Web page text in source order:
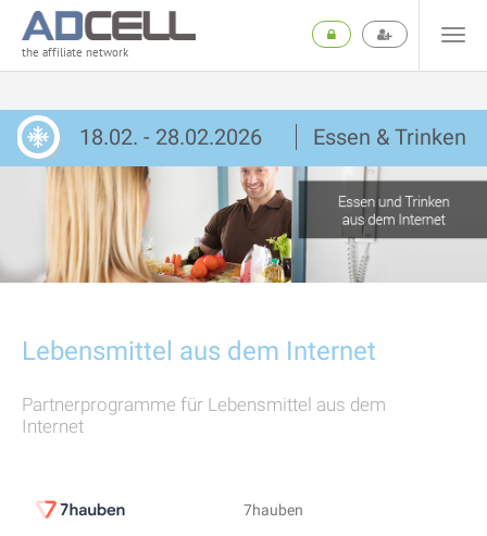
the affiliate network
18.02. - 28.02.2026 Essen & Trinken
Lebensmittel aus dem Internet
Partnerprogramme für Lebensmittel aus dem
Internet
7hauben